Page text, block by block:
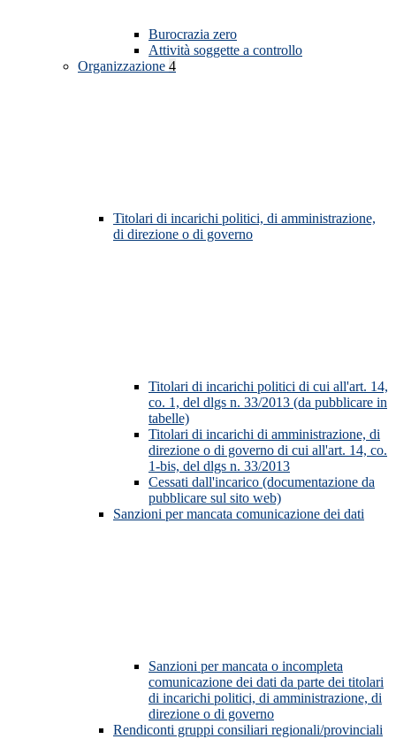
Burocrazia zero
Attività soggette a controllo
Organizzazione 4
Titolari di incarichi politici, di amministrazione,
di direzione o di governo
Titolari di incarichi politici di cui all'art. 14,
co. 1, del dlgs n. 33/2013 (da pubblicare in
tabelle)
Titolari di incarichi di amministrazione, di
direzione o di governo di cui all'art. 14, co.
1-bis, del dlgs n. 33/2013
Cessati dall'incarico (documentazione da
pubblicare sul sito web)
Sanzioni per mancata comunicazione dei dati
Sanzioni per mancata o incompleta
comunicazione dei dati da parte dei titolari
di incarichi politici, di amministrazione, di
direzione o di governo
Rendiconti gruppi consiliari regionali/provinciali